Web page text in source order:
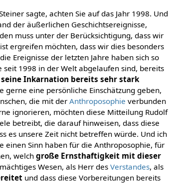
sagte, achten Sie auf das Jahr 1998. Und
der äußerlichen Geschichtsereignisse,
muss unter der Berücksichtigung, dass wir
ergreifen möchten, dass wir dies besonders
Ereignisse der letzten Jahre haben sich so
seit 1998 in der Welt abgelaufen sind, bereits
seine Inkarnation bereits sehr stark
gerne eine persönliche Einschätzung geben,
die mit derAnthroposophie verbunden
ignorieren, möchten diese Mitteilung Rudolf
betreibt, die darauf hinweisen, dass diese
es unsere Zeit nicht betreffen würde. Und ich
einen Sinn haben für die Anthroposophie, für
welchgroße Ernsthaftigkeit mit dieser
Wesen, als Herr desVerstandes, als
und dass diese Vorbereitungen bereits